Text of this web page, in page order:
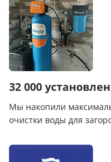
32 000
Мы накопили
очистки воды для